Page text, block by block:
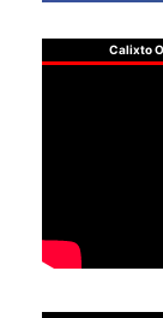
Calixto